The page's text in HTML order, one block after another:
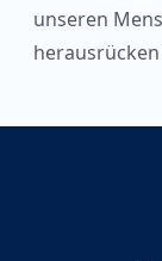
unseren